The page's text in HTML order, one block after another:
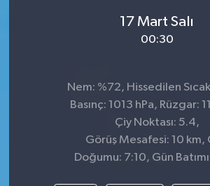
17 Mart Salı
00:30
Nem: %72, Hissedilen
Basınç: 1013 hPa, Rüzgar:
Çiy Noktası: 5.4,
Görüş Mesafesi: 10 km,
Doğumu: 7:10, Gün